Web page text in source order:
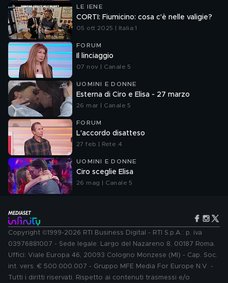
LE IENE
CORTI: Fiumicino: cosa c'è nelle valigie?
05 ott 2025 | Italia 1
FORUM
Il linciaggio
07 nov | Canale 5
UOMINI E DONNE
Esterna di Ciro e Elisa - 27 marzo
26 mar | Canale 5
FORUM
L'accordo disatteso
27 feb | Rete 4
UOMINI E DONNE
Ciro sceglie Elisa
26 mag | Canale 5
Copyright ©1999-2026 RTI Business Digital - RTI S.p.A.: p. iva
03976881007 - Sede legale: Largo del Nazareno 8, 00187 Roma.
Uffici: Viale Europa 46, 20093 Cologno Monzese (MI) - Cap. Soc.
int. vers. € 500.000.007 - Gruppo MFE Media For Europe N.V. -
Tutti i diritti riservati. Rispetto ai contenuti trasmessi e/o